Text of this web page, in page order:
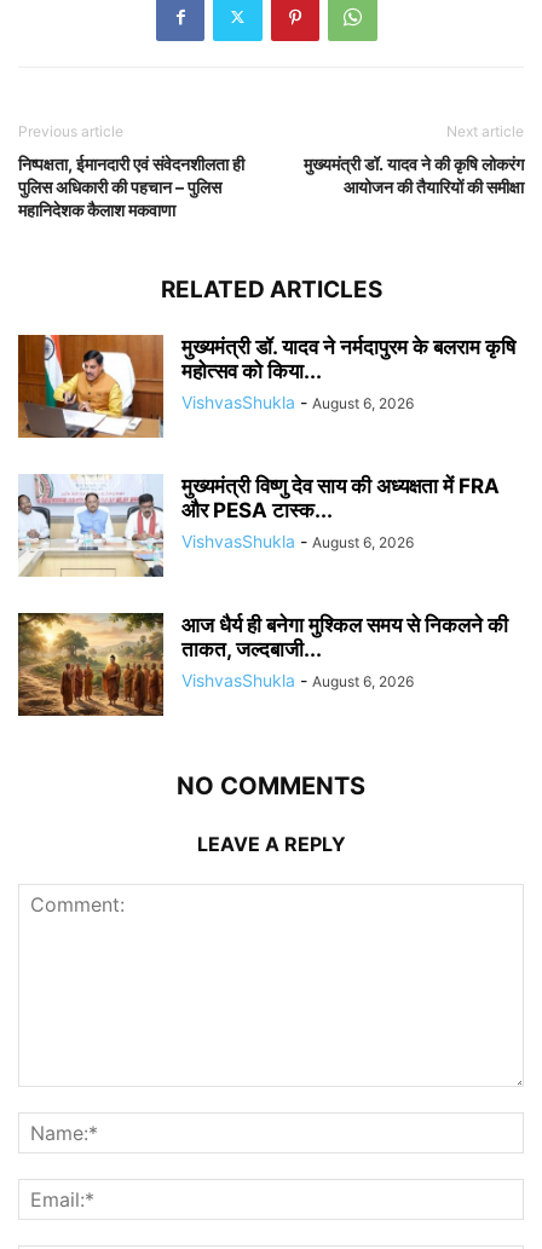
Previous article
निष्पक्षता, ईमानदारी एवं संवेदनशीलता ही
पुलिस अधिकारी की पहचान – पुलिस
महानिदेशक कैलाश मकवाणा
Next article
मुख्यमंत्री डॉ. यादव ने की कृषि लोकरंग
आयोजन की तैयारियों की समीक्षा
RELATED ARTICLES
मुख्यमंत्री डॉ. यादव ने नर्मदापुरम के बलराम कृषि
महोत्सव को किया...
VishvasShukla - August 6, 2026
मुख्यमंत्री विष्णु देव साय की अध्यक्षता में FRA
और PESA टास्क...
VishvasShukla - August 6, 2026
आज धैर्य ही बनेगा मुश्किल समय से निकलने की
ताकत, जल्दबाजी...
VishvasShukla - August 6, 2026
NO COMMENTS
LEAVE A REPLY